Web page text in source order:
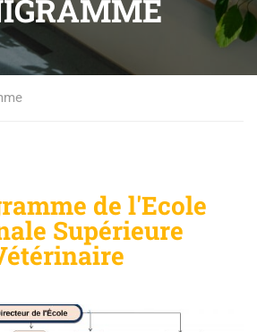
de l'Ecole
Supérieure